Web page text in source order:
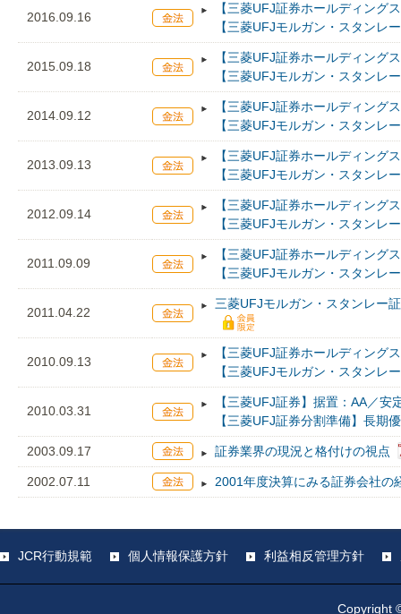
2016.09.16
【三菱UFJ証券ホールディング
【三菱UFJモルガン・スタンレ
2015.09.18
【三菱UFJ証券ホールディング
【三菱UFJモルガン・スタンレ
2014.09.12
【三菱UFJ証券ホールディング
【三菱UFJモルガン・スタンレ
2013.09.13
【三菱UFJ証券ホールディング
【三菱UFJモルガン・スタンレ
2012.09.14
【三菱UFJ証券ホールディング
【三菱UFJモルガン・スタンレ
2011.09.09
【三菱UFJ証券ホールディング
【三菱UFJモルガン・スタンレ
2011.04.22
三菱UFJモルガン・スタンレー
2010.09.13
【三菱UFJ証券ホールディング
【三菱UFJモルガン・スタンレ
2010.03.31
【三菱UFJ証券】据置：AA／安
【三菱UFJ証券分割準備】長期
2003.09.17 証券業界の現況と格付けの視点
2002.07.11 2001年度決算にみる証券会社の
JCR行動規範 個人情報保護方針 利益相反管理方針
Copyright